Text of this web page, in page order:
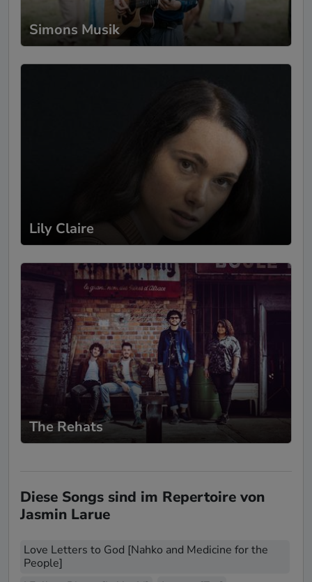
Simons Musik
Lily Claire
The Rehats
Diese Songs sind im Repertoire von
Jasmin Larue
Love Letters to God [Nahko and Medicine for the
People]